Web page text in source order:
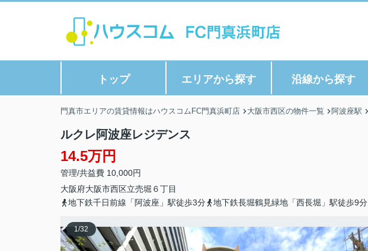
トップ エリアから探す 沿線から探す
門真市エリアの賃貸情報はハウスコムFC門真浜町店 大阪市西区の物件一覧 阿波座駅
ルクレ阿波座レジデンス
14.5万円
管理/共益費 10,000円
大阪府大阪市西区立売堀 ６丁目
地下鉄千日前線「阿波座」駅徒歩3分
地下鉄長堀鶴見緑地「西長堀」駅徒歩9分
1/32